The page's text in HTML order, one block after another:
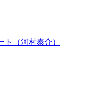
（河村泰介）